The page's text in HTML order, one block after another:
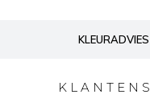
KLEURADVIES